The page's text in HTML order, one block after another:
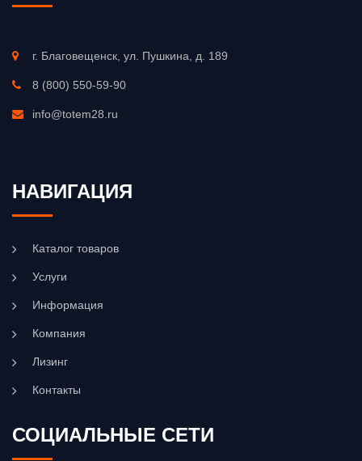
г. Благовещенск, ул. Пушкина, д. 189
8 (800) 550-59-90
info@totem28.ru
НАВИГАЦИЯ
Каталог товаров
Услуги
Информация
Компания
Лизинг
Контакты
СОЦИАЛЬНЫЕ СЕТИ